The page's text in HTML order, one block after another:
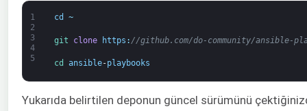
1
2
3
4
5
cd ~
git clone https : //github.com/do-community/ansible-
cd ansible-playbooks
Yukarıda belirtilen deponun güncel sürümünü